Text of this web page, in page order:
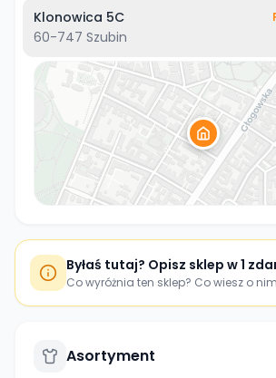
Klonowica 5C
60-747 Szubin
Byłaś tutaj? Opisz sklep w 1
Co wyróżnia ten sklep? Co wiesz o
Asortyment